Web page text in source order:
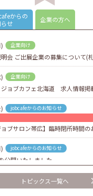
からの
せ
企業の方へ
企業向け
会 ご出展企業の募集について(
企業向け
ジョブカフェ北海道 求人情報掲
jobcafeからのお知らせ
ョブサロン帯広】臨時閉所時間の
jobcafeからのお知らせ
開いたしました。
企業向け
「現場を巻き込む！人事のための
トピックス一覧へ